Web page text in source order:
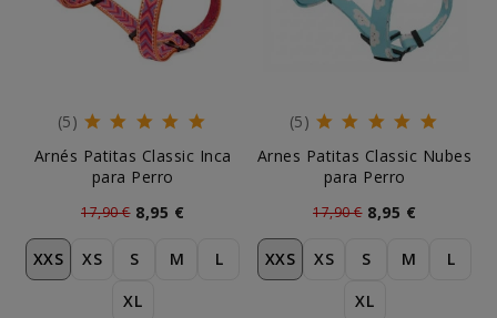
(5)
Arnés Patitas Classic Inca
para Perro
17,90 € 8,95 €
XXS XS S M
L
XL
(5)
Arnes Patitas Classic Nubes
para Perro
17,90 € 8,95 €
XXS XS S M
L
XL